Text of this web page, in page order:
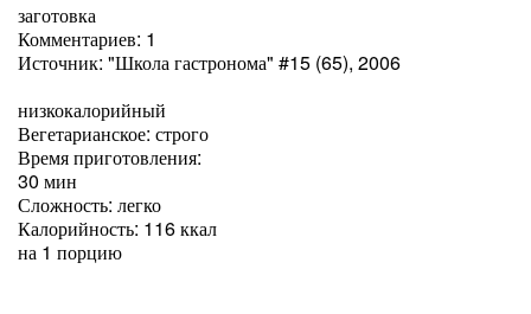
заготовка
Комментариев: 1
Источник: "Школа гастронома" #15 (65), 2006
низкокалорийный
Вегетарианское: строго
Время приготовления:
30 мин
Сложность: легко
Калорийность: 116 ккал
на 1 порцию